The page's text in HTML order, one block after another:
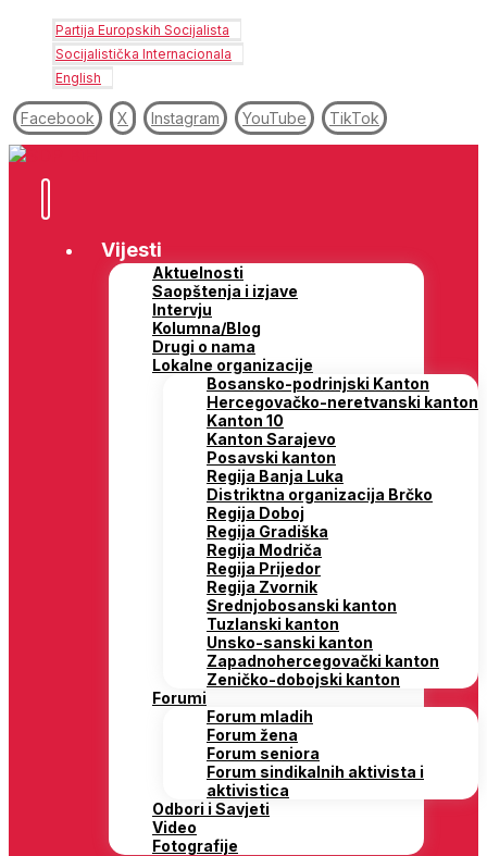
Partija Europskih Socijalista
Socijalistička Internacionala
English
Facebook X Instagram YouTube TikTok
Vijesti
Aktuelnosti
Saopštenja i izjave
Intervju
Kolumna/Blog
Drugi o nama
Lokalne organizacije
Bosansko-podrinjski Kanton
Hercegovačko-neretvanski kanton
Kanton 10
Kanton Sarajevo
Posavski kanton
Regija Banja Luka
Distriktna organizacija Brčko
Regija Doboj
Regija Gradiška
Regija Modriča
Regija Prijedor
Regija Zvornik
Srednjobosanski kanton
Tuzlanski kanton
Unsko-sanski kanton
Zapadnohercegovački kanton
Zeničko-dobojski kanton
Forumi
Forum mladih
Forum žena
Forum seniora
Forum sindikalnih aktivista i
aktivistica
Odbori i Savjeti
Video
Fotografije